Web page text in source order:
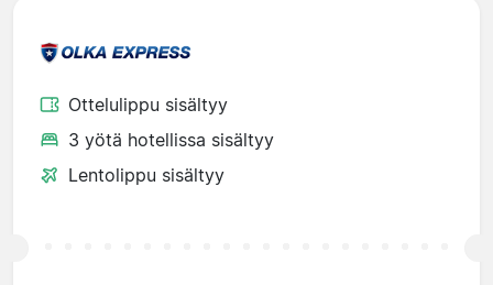
Ottelulippu sisältyy
3 yötä hotellissa sisältyy
Lentolippu sisältyy